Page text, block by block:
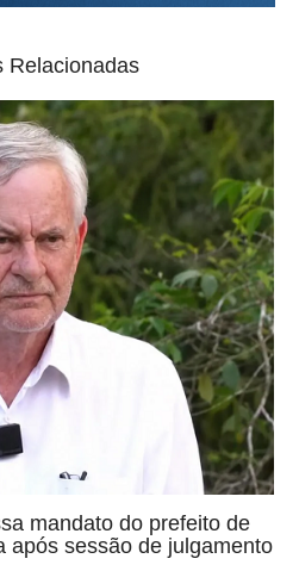
Relacionadas
mandato do prefeito de
após sessão de julgamento